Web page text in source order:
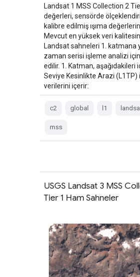
Landsat 1 MSS Collection 2
değerleri, sensörde
kalibre edilmiş ışıma
Mevcut en yüksek veri
Landsat sahneleri 1. katmana
zaman serisi işleme analizi
edilir. 1. Katman, aşağıdakileri
Seviye Kesinlikte Arazi (L1TP)
verilerini içerir:
c2 global l1
mss
USGS Landsat 3 MSS
Tier 1 Ham Sahneler